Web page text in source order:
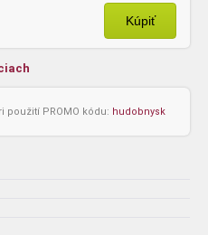
Kúpiť
PROMO kódu: hudobnysk